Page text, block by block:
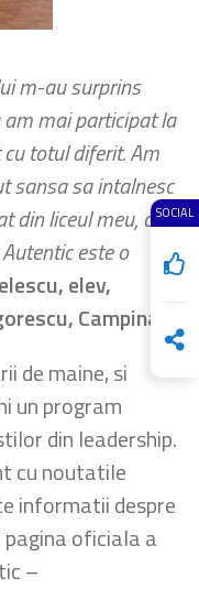
SOCIAL
m-au surprins
mai participat la
totul diferit. Am
sansa sa intalnesc
din liceul meu, cat
este o
elev,
Campina
de maine, si
un program
din leadership.
cu noutatile
informatii despre
oficiala a
–